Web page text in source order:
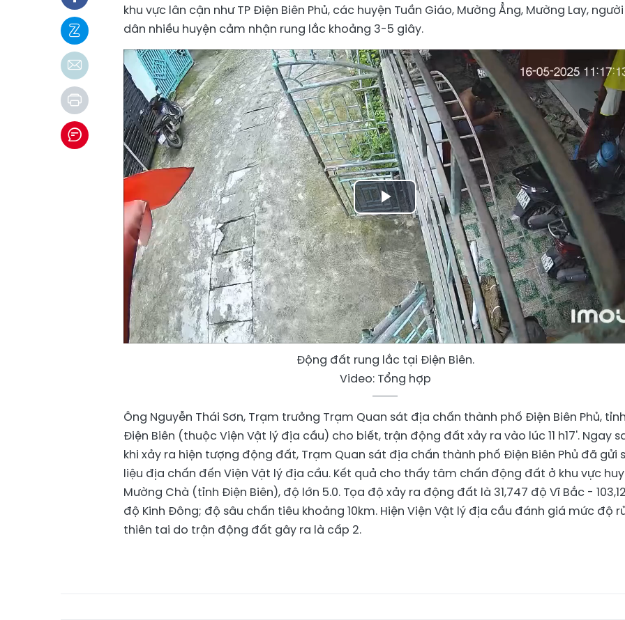
khu vực lân cận như TP Điện Biên Phủ, các huyện Tuần Giáo, Mường Ẳng, Mường Lay, người
dân nhiều huyện cảm nhận rung lắc khoảng 3-5 giây.
Play
Video
Động đất rung lắc tại Điện Biên.
Video: Tổng hợp
Ông Nguyễn Thái Sơn, Trạm trưởng Trạm Quan sát địa chấn thành phố Điện Biên Phủ,
Điện Biên (thuộc Viện Vật lý địa cầu) cho biết, trận động đất xảy ra vào lúc 11 h17'. Ngay
khi xảy ra hiện tượng động đất, Trạm Quan sát địa chấn thành phố Điện Biên Phủ đã gửi
liệu địa chấn đến Viện Vật lý địa cầu. Kết quả cho thấy tâm chấn động đất ở khu vực
Mường Chà (tỉnh Điện Biên), độ lớn 5.0. Tọa độ xảy ra động đất là 31,747 độ Vĩ Bắc -
độ Kinh Đông; độ sâu chấn tiêu khoảng 10km. Hiện Viện Vật lý địa cầu đánh giá mức độ
thiên tai do trận động đất gây ra là cấp 2.